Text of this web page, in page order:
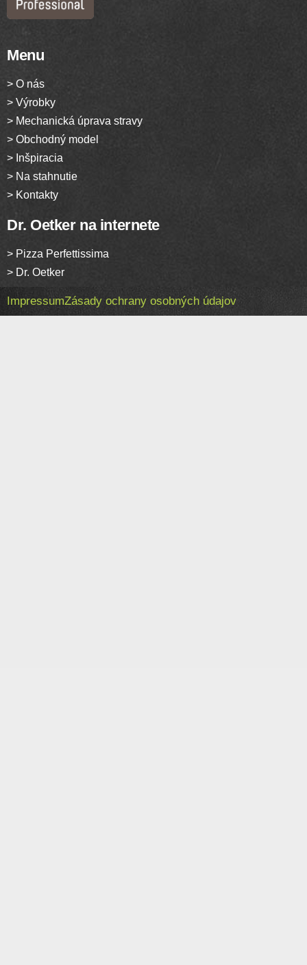
Menu
> O nás
> Výrobky
> Mechanická úprava stravy
> Obchodný model
> Inšpiracia
> Na stahnutie
> Kontakty
Dr. Oetker na internete
> Pizza Perfettissima
> Dr. Oetker
ImpressumZásady ochrany osobných údajov